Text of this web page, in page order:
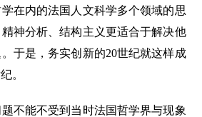
在内的法国人文科学多个领域的思
神分析、结构主义更适合于解决他
于是，务实创新的20世纪就这样成
。
能不受到当时法国哲学界与现象